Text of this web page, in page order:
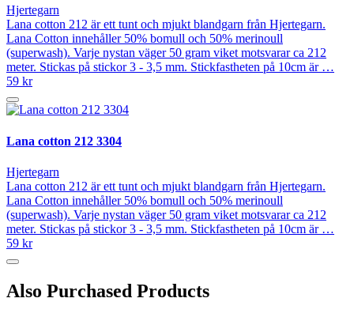
Hjertegarn
Lana cotton 212 är ett tunt och mjukt blandgarn från Hjertegarn.
Lana Cotton innehåller 50% bomull och 50% merinoull
(superwash). Varje nystan väger 50 gram viket motsvarar ca 212
meter. Stickas på stickor 3 - 3,5 mm. Stickfastheten på 10cm är …
59 kr
Lana cotton 212 3304
Hjertegarn
Lana cotton 212 är ett tunt och mjukt blandgarn från Hjertegarn.
Lana Cotton innehåller 50% bomull och 50% merinoull
(superwash). Varje nystan väger 50 gram viket motsvarar ca 212
meter. Stickas på stickor 3 - 3,5 mm. Stickfastheten på 10cm är …
59 kr
Also Purchased Products